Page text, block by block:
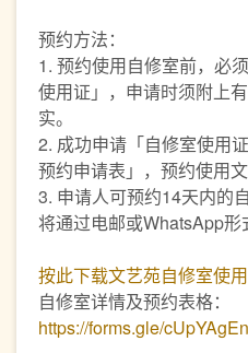
预约方法：
1. 预约使用自修室前，必
使用证」，申请时须附上
实。
2. 成功申请「自修室使用
预约申请表」，预约使用
3. 申请人可预约14天内的
将通过电邮或WhatsApp形
按此下载文艺苑自修室使
自修室详情及预约表格：
https://forms.gle/